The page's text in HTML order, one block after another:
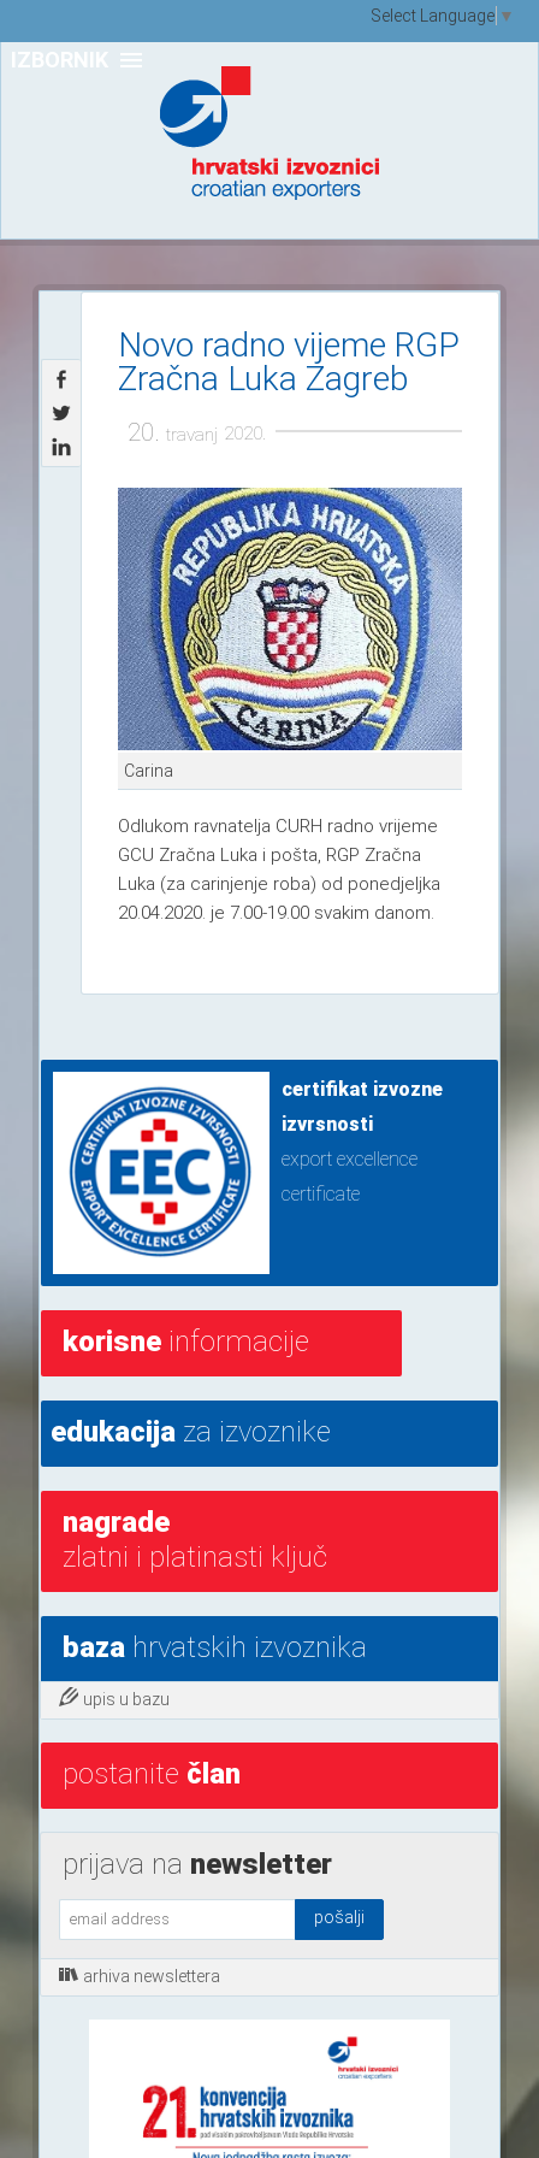
IZBORNIK
Select Language ▼
Novo radno vijeme RGP
Zračna Luka Zagreb
20. travanj 2020.
Carina
Odlukom ravnatelja CURH radno vrijeme
GCU Zračna Luka i pošta, RGP Zračna
Luka (za carinjenje roba) od ponedjeljka
20.04.2020. je 7.00-19.00 svakim danom.
certifikat izvozne
izvrsnosti
export excellence
certificate
korisneinformacije
edukacijaza izvoznike
nagrade
zlatni i platinasti ključ
bazahrvatskih izvoznika
upis u bazu
postanite član
prijava na newsletter
arhiva newslettera